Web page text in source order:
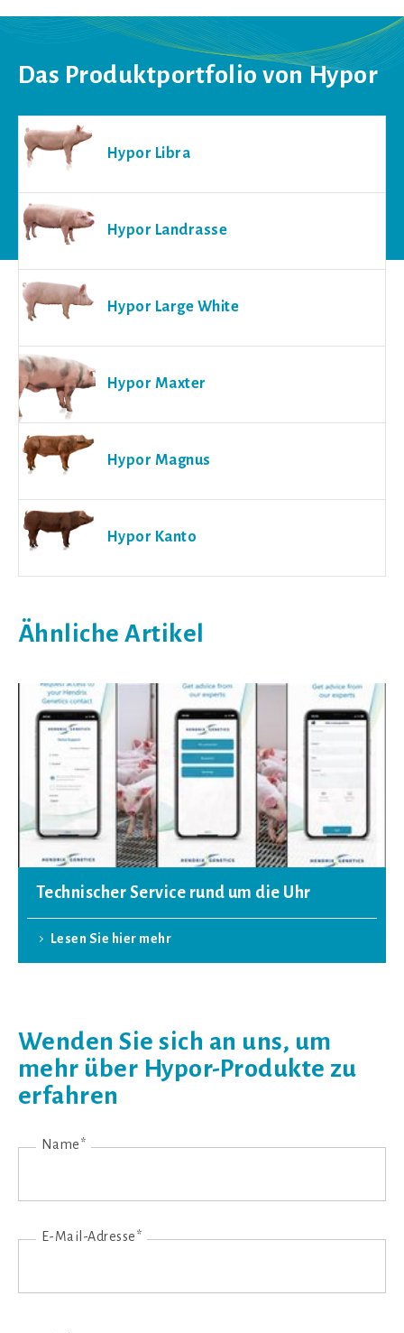
Das Produktportfolio von Hypor
Hypor Libra
Hypor Landrasse
Hypor Large White
Hypor Maxter
Hypor Magnus
Hypor Kanto
Ähnliche Artikel
Technischer Service rund um die Uhr
Lesen Sie hier mehr
Wenden Sie sich an uns, um
mehr über Hypor-Produkte zu
erfahren
Name*
E-Mail-Adresse*